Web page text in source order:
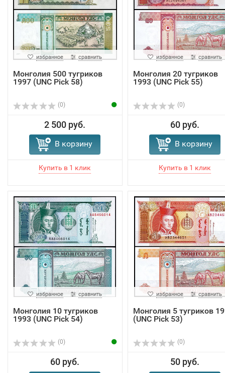
избранное сравнить
Монголия 500 тугриков
1997 (UNC Pick 58)
(0)
2 500 руб.
В корзину
избранное сравнить
Монголия 20 тугриков
1993 (UNC Pick 55)
(0)
60 руб.
В корзину
избранное сравнить
Монголия 10 тугриков
1993 (UNC Pick 54)
(0)
60 руб.
избранное сравнить
Монголия 5 тугриков
(UNC Pick 53)
(0)
50 руб.